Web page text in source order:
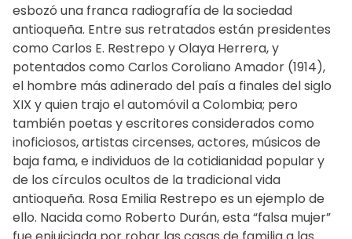
esbozó una franca radiografía de la sociedad
antioqueña. Entre sus retratados están presidentes
como Carlos E. Restrepo y Olaya Herrera, y
potentados como Carlos Coroliano Amador (1914),
el hombre más adinerado del país a finales del siglo
XIX y quien trajo el automóvil a Colombia; pero
también poetas y escritores considerados como
inoficiosos, artistas circenses, actores, músicos de
baja fama, e individuos de la cotidianidad popular y
de los círculos ocultos de la tradicional vida
antioqueña. Rosa Emilia Restrepo es un ejemplo de
ello. Nacida como Roberto Durán, esta “falsa mujer”